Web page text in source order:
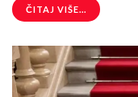
ČITAJ VIŠE...